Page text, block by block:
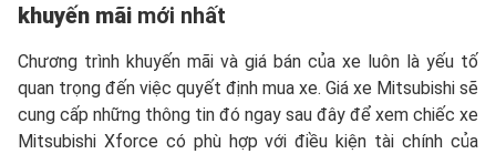
khuyến mãi mới nhất
Chương trình khuyến mãi và giá bán của xe luôn là yếu tố
quan trọng đến việc quyết định mua xe. Giá xe Mitsubishi sẽ
cung cấp những thông tin đó ngay sau đây để xem chiếc xe
Mitsubishi Xforce có phù hợp với điều kiện tài chính của